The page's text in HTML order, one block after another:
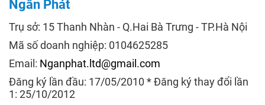
Ngân Phát
Trụ sở: 15 Thanh Nhàn - Q.Hai Bà Trưng - TP.Hà Nội
Mã số doanh nghiệp: 0104625285
Email: Nganphat.ltd@gmail.com
Đăng ký lần đầu: 17/05/2010 * Đăng ký thay đổi lần
1: 25/10/2012